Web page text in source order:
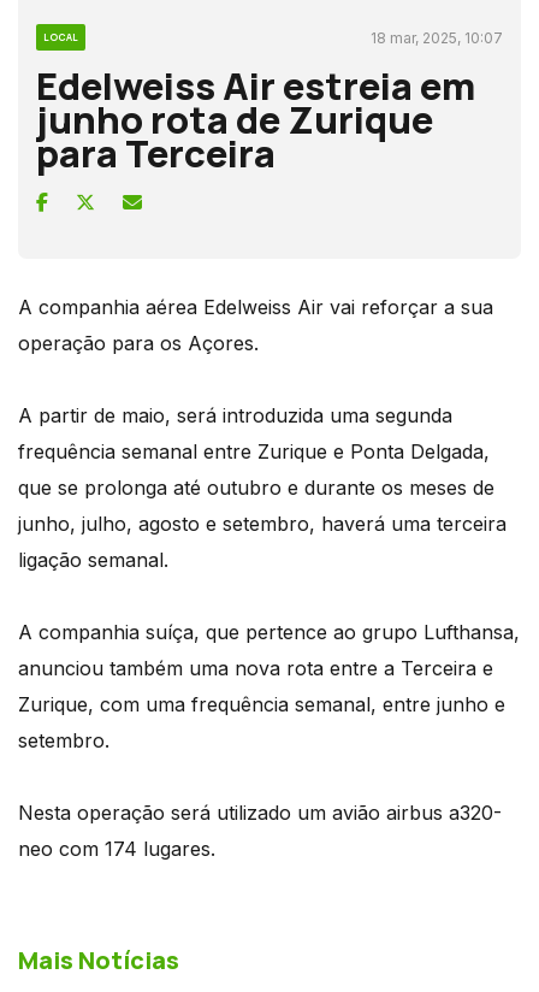
LOCAL 18 mar, 2025, 10:07
Edelweiss Air estreia em
junho rota de Zurique
para Terceira
A companhia aérea Edelweiss Air vai reforçar a sua
operação para os Açores.
A partir de maio, será introduzida uma segunda
frequência semanal entre Zurique e Ponta Delgada,
que se prolonga até outubro e durante os meses de
junho, julho, agosto e setembro, haverá uma terceira
ligação semanal.
A companhia suíça, que pertence ao grupo Lufthansa,
anunciou também uma nova rota entre a Terceira e
Zurique, com uma frequência semanal, entre junho e
setembro.
Nesta operação será utilizado um avião airbus a320-
neo com 174 lugares.
Mais Notícias